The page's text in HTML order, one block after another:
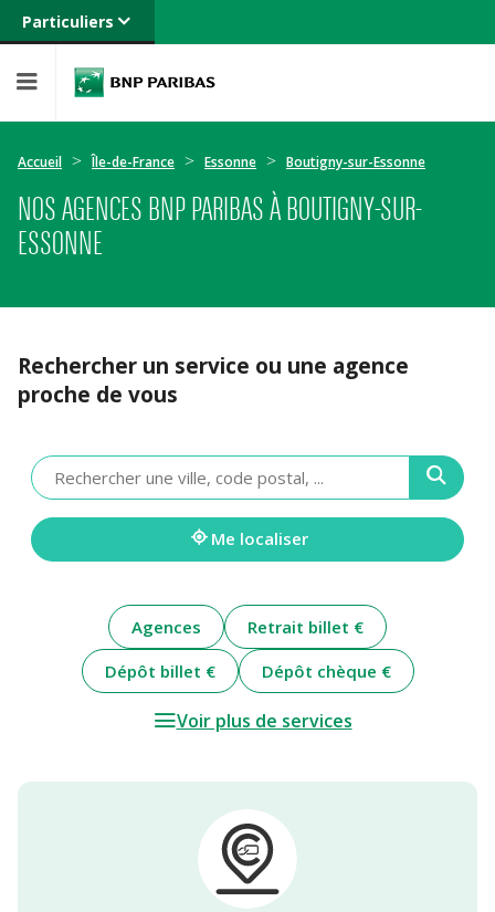
Particuliers
Banque privée
Entreprises
Accueil Île-de-France Essonne Boutigny-sur-Essonne
NOS AGENCES BNP PARIBAS À BOUTIGNY-SUR-
ESSONNE
Rechercher un service ou une agence
proche de vous
Veuillez
renseigner
une
adresse
Me localiser
Agences
Retrait billet €
Dépôt billet €
Dépôt chèque €
Voir plus de services